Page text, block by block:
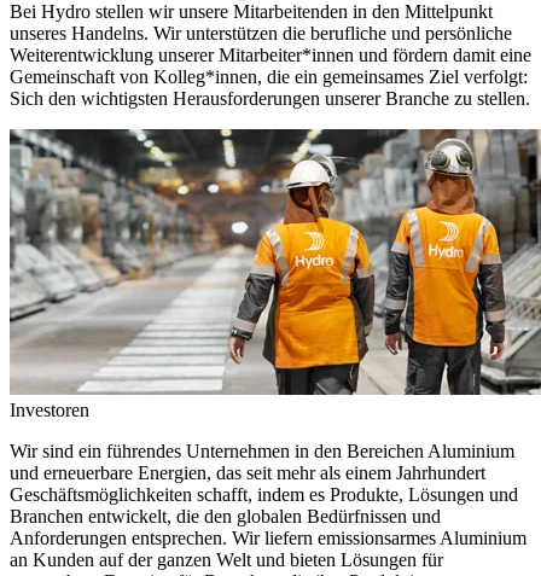
Bei Hydro stellen wir unsere Mitarbeitenden in den Mittelpunkt
unseres Handelns. Wir unterstützen die berufliche und persönliche
Weiterentwicklung unserer Mitarbeiter*innen und fördern damit eine
Gemeinschaft von Kolleg*innen, die ein gemeinsames Ziel verfolgt:
Sich den wichtigsten Herausforderungen unserer Branche zu stellen.
Investoren
Wir sind ein führendes Unternehmen in den Bereichen Aluminium
und erneuerbare Energien, das seit mehr als einem Jahrhundert
Geschäftsmöglichkeiten schafft, indem es Produkte, Lösungen und
Branchen entwickelt, die den globalen Bedürfnissen und
Anforderungen entsprechen. Wir liefern emissionsarmes Aluminium
an Kunden auf der ganzen Welt und bieten Lösungen für